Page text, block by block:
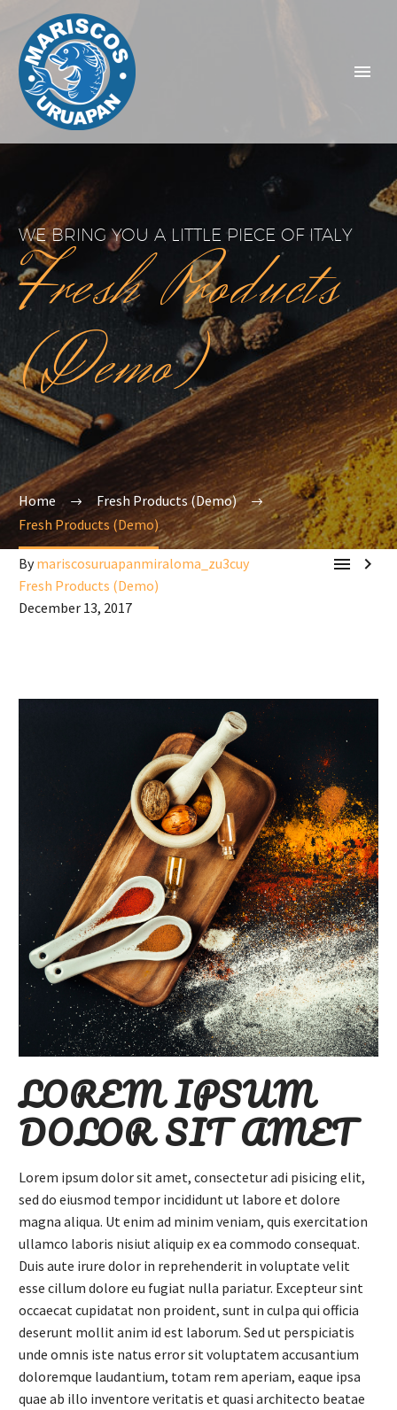
WE BRING YOU A LITTLE PIECE OF ITALY
Fresh Products
(Demo)
Home
Fresh Products (Demo)
Fresh Products (Demo)
 
Bymariscosuruapanmiraloma_zu3cuy
Fresh Products (Demo)
December 13, 2017
LOREM IPSUM
DOLOR SIT AMET
Lorem ipsum dolor sit amet, consectetur adi pisicing elit,
sed do eiusmod tempor incididunt ut labore et dolore
magna aliqua. Ut enim ad minim veniam, quis exercitation
ullamco laboris nisiut aliquip ex ea commodo consequat.
Duis aute irure dolor in reprehenderit in voluptate velit
esse cillum dolore eu fugiat nulla pariatur. Excepteur sint
occaecat cupidatat non proident, sunt in culpa qui officia
deserunt mollit anim id est laborum. Sed ut perspiciatis
unde omnis iste natus error sit voluptatem accusantium
doloremque laudantium, totam rem aperiam, eaque ipsa
quae ab illo inventore veritatis et quasi architecto beatae